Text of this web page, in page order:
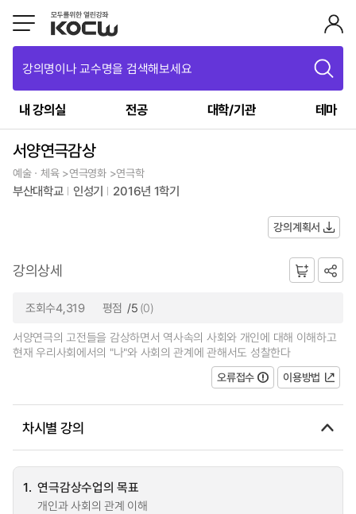
강의명이나 교수명을 검색해보세요
내 강의실 전공 대학/기관 테마
서양연극감상
예술ㆍ체육 >연극영화 >연극학
부산대학교 인성기 2016년 1학기
강의계획서
강의상세
조회수4,319 평점 /5 (0)
서양연극의 고전들을 감상하면서 역사속의 사회와 개인에 대해 이해하고
현재 우리사회에서의 "나"와 사회의 관계에 관해서도 성찰한다
오류접수
이용방법
차시별 강의
1. 연극감상수업의 목표
개인과 사회의 관계 이해